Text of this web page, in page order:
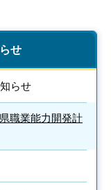
せ
らせ
職業能力開発計